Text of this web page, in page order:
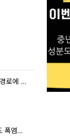
태풍 '돌핀' 이어 '찬홈' 등장…예상 경로에 한국 '한숨'
오늘 KBO 긴급 실행위원회, 주말도 폭염취소 될까